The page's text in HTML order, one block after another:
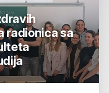
radionica sa